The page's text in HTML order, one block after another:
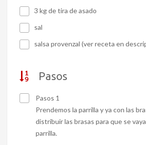
3 kg de tira de asado
sal
salsa provenzal (ver receta en
Pasos
Pasos 1
Prendemos la parrilla y ya con las
distribuir las brasas para que se
parrilla.